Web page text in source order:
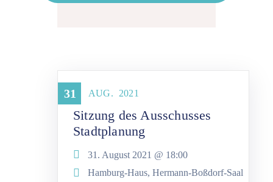
31 AUG. 2021
Stadtplanung
Sitzung des Ausschusses
Stadtplanung
31. August 2021 @ 18:00
Hamburg-Haus, Hermann-Boßdorf-Saal